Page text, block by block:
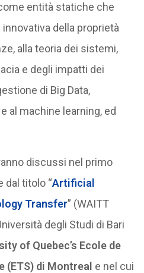
entità statiche che
della proprietà
alla teoria dei sistemi,
e degli impatti dei
di Big Data,
al machine learning, ed
discussi nel primo
dal titolo “Artificial
Transfer” (WAITT
degli Studi di Bari
of Quebec’s Ecole de
(ETS) di Montreal e nel cui